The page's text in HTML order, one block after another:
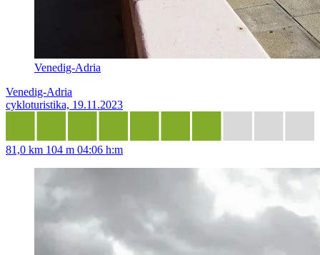
Venedig-Adria
Venedig-Adria
cykloturistika, 19.11.2023
81,0 km 104 m 04:06 h:m